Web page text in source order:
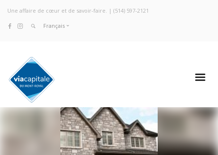
Une affaire de cœur et de savoir-faire. | (514) 597-2121
Français